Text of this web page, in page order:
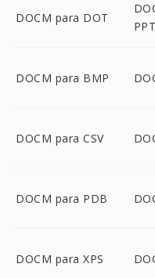
DOCM para DOT
DOCM para BMP
DOCM para CSV
DOCM para PDB
DOCM para XPS